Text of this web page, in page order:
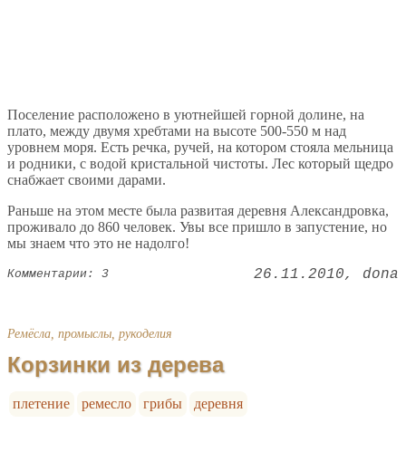
Поселение расположено в уютнейшей горной долине, на
плато, между двумя хребтами на высоте 500-550 м над
уровнем моря. Есть речка, ручей, на котором стояла мельница
и родники, с водой кристальной чистоты. Лес который щедро
снабжает своими дарами.
Раньше на этом месте была развитая деревня Александровка,
проживало до 860 человек. Увы все пришло в запустение, но
мы знаем что это не надолго!
Комментарии: 3 26.11.2010 dona
Ремёсла, промыслы, рукоделия
Корзинки из дерева
плетение ремесло грибы деревня